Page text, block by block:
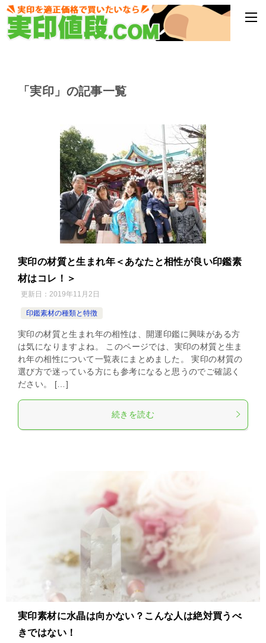
「実印」の記事一覧
実印の材質と生まれ年＜あなたと相性が良い印鑑素
材はコレ！＞
更新日： 2019年11月2日
印鑑素材の種類と特徴
実印の材質と生まれ年の相性は、開運印鑑に興味がある方
は気になりますよね。 このページでは、実印の材質と生ま
れ年の相性について一覧表にまとめました。 実印の材質の
選び方で迷っている方にも参考になると思うのでご確認く
ださい。 […]
続きを読む
実印素材に水晶は向かない？こんな人は絶対買うべ
きではない！